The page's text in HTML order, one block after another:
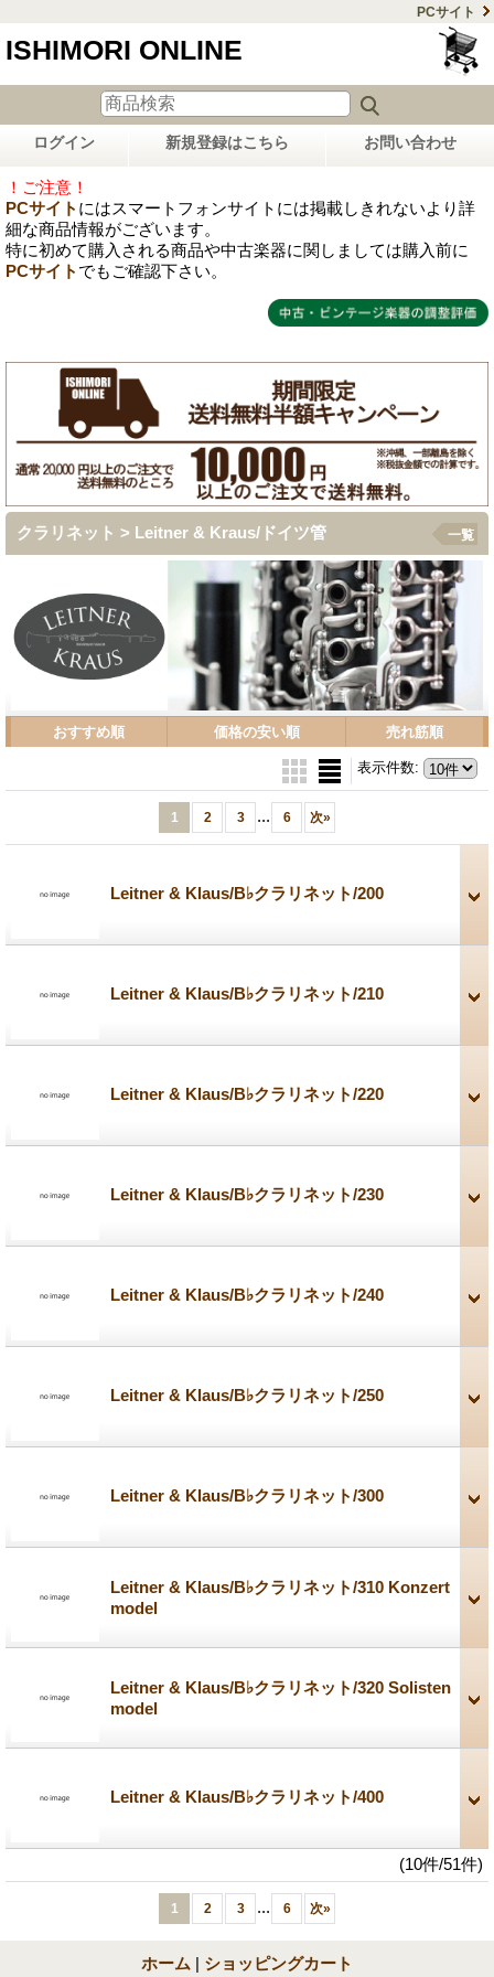
PCサイト
ISHIMORI ONLINE
ログイン 新規登録はこちら お問い合わせ
！ご注意！
PCサイト にはスマートフォンサイトには掲載しきれないより詳
細な商品情報がございます。
特に初めて購入される商品や中古楽器に関しましては購入前に
PCサイト でもご確認下さい。
クラリネット > Leitner & Kraus/ドイツ管 一覧
おすすめ順 価格の安い順 売れ筋順
表示件数:
1 2 3 ... 6 次»
Leitner & Klaus/B♭クラリネット/200
Leitner & Klaus/B♭クラリネット/210
Leitner & Klaus/B♭クラリネット/220
Leitner & Klaus/B♭クラリネット/230
Leitner & Klaus/B♭クラリネット/240
Leitner & Klaus/B♭クラリネット/250
Leitner & Klaus/B♭クラリネット/300
Leitner & Klaus/B♭クラリネット/310 Konzert
model
Leitner & Klaus/B♭クラリネット/320 Solisten
model
Leitner & Klaus/B♭クラリネット/400
(10件/51件)
1 2 3 ... 6 次»
ホーム | ショッピングカート